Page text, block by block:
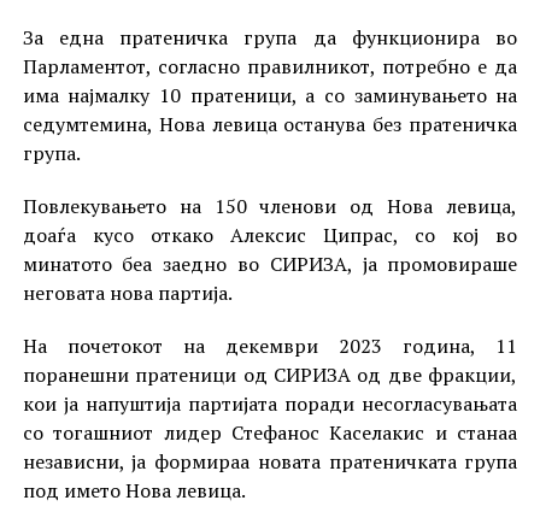
За една пратеничка група да функционира во
Парламентот, согласно правилникот, потребно е да
има најмалку 10 пратеници, а со заминувањето на
седумтемина, Нова левица останува без пратеничка
група.
Повлекувањето на 150 членови од Нова левица,
доаѓа кусо откако Алексис Ципрас, со кој во
минатото беа заедно во СИРИЗА, ја промовираше
неговата нова партија.
На почетокот на декември 2023 година, 11
поранешни пратеници од СИРИЗА од две фракции,
кои ја напуштија партијата поради несогласувањата
со тогашниот лидер Стефанос Каселакис и станаа
независни, ја формираа новата пратеничката група
под името Нова левица.